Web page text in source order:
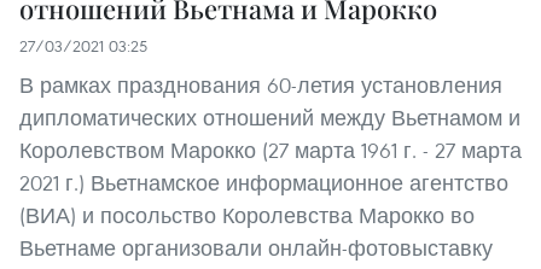
отношений Вьетнама и Марокко
27/03/2021 03:25
В рамках празднования 60-летия установления
дипломатических отношений между Вьетнамом и
Королевством Марокко (27 марта 1961 г. - 27 марта
2021 г.) Вьетнамское информационное агентство
(ВИА) и посольство Королевства Марокко во
Вьетнаме организовали онлайн-фотовыставку